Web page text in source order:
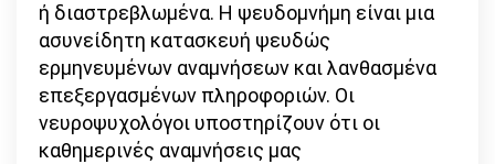
ή διαστρεβλωμένα. Η ψευδομνήμη είναι μια
ασυνείδητη κατασκευή ψευδώς
ερμηνευμένων αναμνήσεων και λανθασμένα
επεξεργασμένων πληροφοριών. Οι
νευροψυχολόγοι υποστηρίζουν ότι οι
καθημερινές αναμνήσεις μας